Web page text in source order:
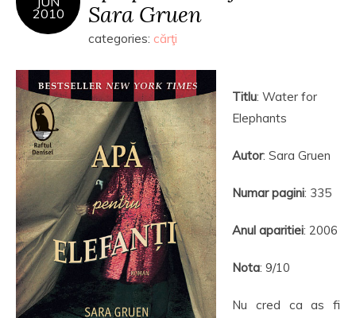
2010
Sara Gruen
categories: cărţi
Titlu: Water for
Elephants
Autor: Sara Gruen
Numar pagini: 335
Anul aparitiei: 2006
Nota: 9/10
Nu cred ca as fi